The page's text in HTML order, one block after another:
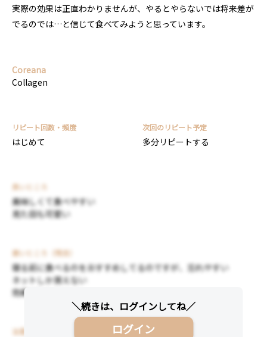
実際の効果は正直わかりませんが、やるとやらないでは将来差が
でるのでは…と信じて食べてみようと思っています。
Coreana
Collagen
リピート回数・頻度
はじめて
次回のリピート予定
多分リピートする
ログイン
良いところ
美味しくて食べやすい
見た目も可愛い
悪いところ（残念）
寝る前に食べるのをおすすめしてるのですが、忘れやすい
ネットしか買えない
効果がわかりにくい
注意点